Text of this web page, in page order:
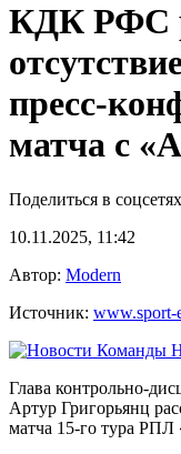
КДК РФС
пресс-
матча с
Поделиться в соцсетях
10.11.2025, 11:42
Автор: Modern
Источник: www.sport-
Глава контрольно-
Артур Григорьянц
матча 15-го тура